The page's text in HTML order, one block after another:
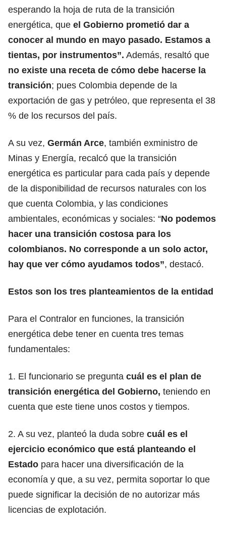
esperando la hoja de ruta de la transición
energética, que el Gobierno prometió dar a
conocer al mundo en mayo pasado. Estamos a
tientas, por instrumentos”. Además, resaltó que
no existe una receta de cómo debe hacerse la
transición; pues Colombia depende de la
exportación de gas y petróleo, que representa el 38
% de los recursos del país.
A su vez, Germán Arce, también exministro de
Minas y Energía, recalcó que la transición
energética es particular para cada país y depende
de la disponibilidad de recursos naturales con los
que cuenta Colombia, y las condiciones
ambientales, económicas y sociales: “No podemos
hacer una transición costosa para los
colombianos. No corresponde a un solo actor,
hay que ver cómo ayudamos todos”, destacó.
Estos son los tres planteamientos de la entidad
Para el Contralor en funciones, la transición
energética debe tener en cuenta tres temas
fundamentales:
1. El funcionario se pregunta cuál es el plan de
transición energética del Gobierno, teniendo en
cuenta que este tiene unos costos y tiempos.
2. A su vez, planteó la duda sobre cuál es el
ejercicio económico que está planteando el
Estado para hacer una diversificación de la
economía y que, a su vez, permita soportar lo que
puede significar la decisión de no autorizar más
licencias de explotación.